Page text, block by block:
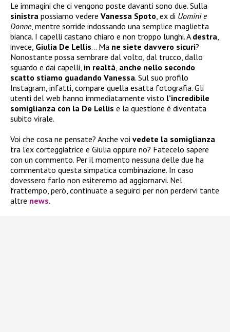
Le immagini che ci vengono poste davanti sono due. Sulla
sinistra possiamo vedere Vanessa Spoto, ex di Uomini e
Donne, mentre sorride indossando una semplice maglietta
bianca. I capelli castano chiaro e non troppo lunghi. A destra,
invece, Giulia De Lellis… Ma ne siete davvero sicuri?
Nonostante possa sembrare dal volto, dal trucco, dallo
sguardo e dai capelli, in realtà, anche nello secondo
scatto stiamo guadando Vanessa. Sul suo profilo
Instagram, infatti, compare quella esatta fotografia. Gli
utenti del web hanno immediatamente visto l’incredibile
somiglianza con la De Lellis e la questione è diventata
subito virale.
Voi che cosa ne pensate? Anche voi vedete la somiglianza
tra l’ex corteggiatrice e Giulia oppure no? Fatecelo sapere
con un commento. Per il momento nessuna delle due ha
commentato questa simpatica combinazione. In caso
dovessero farlo non esiteremo ad aggiornarvi. Nel
frattempo, però, continuate a seguirci per non perdervi tante
altre news.